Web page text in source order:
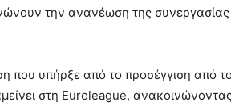
την ανανέωση της
που υπήρξε από το προσέγγιση από
στη Euroleague,